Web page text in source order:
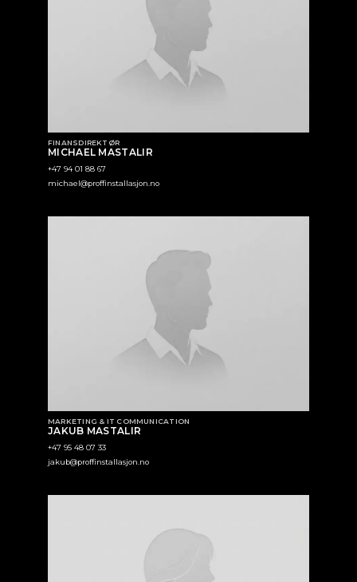
FINANSDIREKTØR
MICHAEL MASTALIR
+47 94 01 88 67
michael@proffinstallasjon.no
MARKETING & IT COMMUNICATION
JAKUB MASTALIR
+47 95 48 07 33
jakub@proffinstallasjon.no